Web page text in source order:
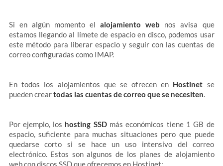
Si en algún momento elalojamiento web nos avisa que
estamos llegando al límete de espacio en disco, podemos usar
este método para liberar espacio y seguir con las cuentas de
correo configuradas como IMAP.
En todos los alojamientos que se ofrecen en Hostinet se
pueden creartodas las cuentas de correo que se necesiten.
Por ejemplo, los hosting SSDmás económicos tiene 1 GB de
espacio, suficiente para muchas situaciones pero que puede
quedarse corto si se hace un uso intensivo del correo
electrónico. Estos son algunos de los planes de alojamiento
web con discos SSD que ofrecemos en Hostinet: